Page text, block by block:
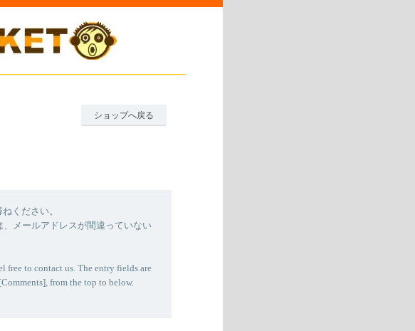
ショップへ戻る
ください。
メールアドレスが間違っていない
free to contact us. The entry fields are
from the top to below.